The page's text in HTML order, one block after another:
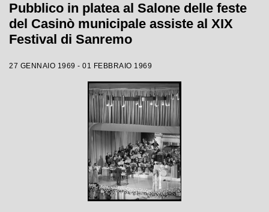
Pubblico in platea al Salone delle feste
del Casinò municipale assiste al XIX
Festival di Sanremo
27 GENNAIO 1969 - 01 FEBBRAIO 1969